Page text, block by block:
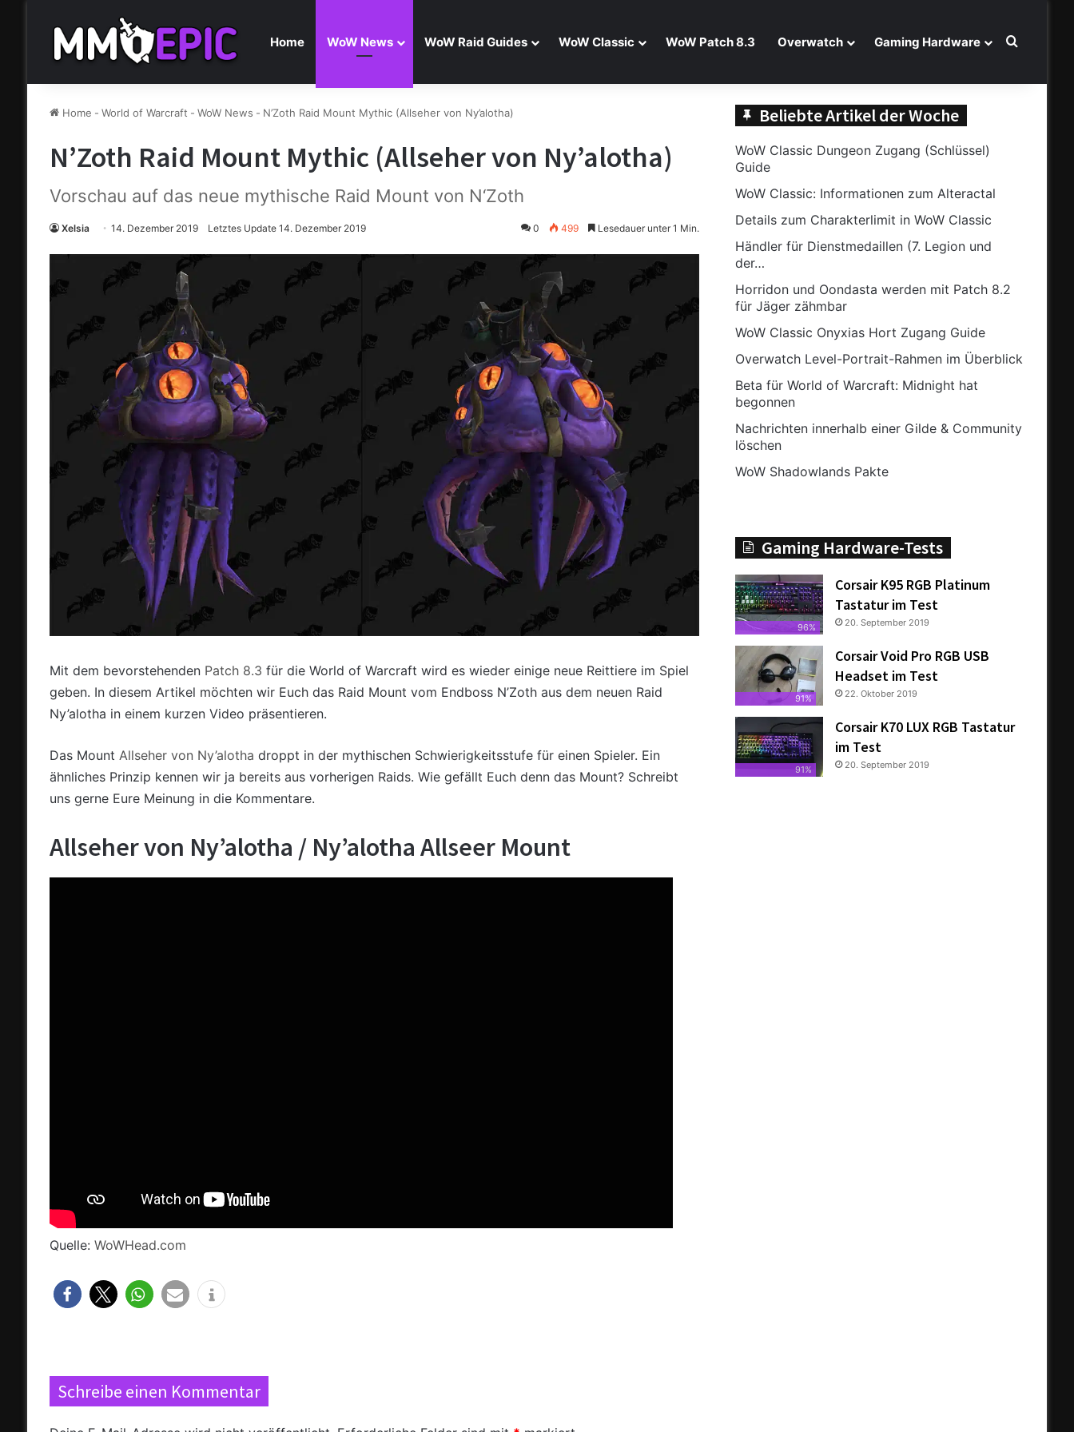
Home WoW News WoW Raid Guides WoW Classic WoW Patch 8.3 Overwatch Gaming Hardware
Home - World of Warcraft - WoW News - N’Zoth Raid Mount Mythic (Allseher von Ny’alotha)
N’Zoth Raid Mount Mythic (Allseher von Ny’alotha)
Vorschau auf das neue mythische Raid Mount von N‘Zoth
Xelsia 14. Dezember 2019 Letztes Update 14. Dezember 2019 0 499 Lesedauer unter 1 Min.
Mit dem bevorstehenden Patch 8.3 für die World of Warcraft wird es wieder einige neue Reittiere im Spiel
geben. In diesem Artikel möchten wir Euch das Raid Mount vom Endboss N’Zoth aus dem neuen Raid
Ny’alotha in einem kurzen Video präsentieren.
Das Mount Allseher von Ny’alotha droppt in der mythischen Schwierigkeitsstufe für einen Spieler. Ein
ähnliches Prinzip kennen wir ja bereits aus vorherigen Raids. Wie gefällt Euch denn das Mount? Schreibt
uns gerne Eure Meinung in die Kommentare.
Allseher von Ny’alotha / Ny’alotha Allseer Mount
Quelle: WoWHead.com
Schreibe einen Kommentar
Beliebte Artikel der Woche
WoW Classic Dungeon Zugang (Schlüssel)
Guide
WoW Classic: Informationen zum Alteractal
Details zum Charakterlimit in WoW Classic
Händler für Dienstmedaillen (7. Legion und
der…
Horridon und Oondasta werden mit Patch 8.2
für Jäger zähmbar
WoW Classic Onyxias Hort Zugang Guide
Overwatch Level-Portrait-Rahmen im Überblick
Beta für World of Warcraft: Midnight hat
begonnen
Nachrichten innerhalb einer Gilde & Community
löschen
WoW Shadowlands Pakte
Gaming Hardware-Tests
96%
Corsair K95 RGB Platinum
Tastatur im Test
20. September 2019
91%
Corsair Void Pro RGB USB
Headset im Test
22. Oktober 2019
91%
Corsair K70 LUX RGB Tastatur
im Test
20. September 2019